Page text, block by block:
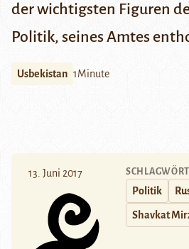
der wichtigsten Figuren
Politik, seines Amtes
Usbekistan 1Minute
13. Juni 2017
Politik
Shavkat